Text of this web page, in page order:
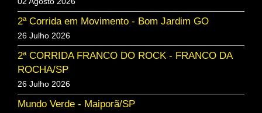
2ª Corrida em Movimento - Bom Jardim GO
26 Julho 2026
2ª CORRIDA FRANCO DO ROCK - FRANCO DA
ROCHA/SP
26 Julho 2026
Mundo Verde - Maiporã/SP